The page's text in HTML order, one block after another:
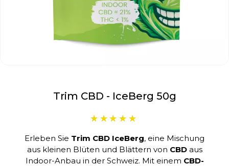
Trim CBD - IceBerg 50g
Erleben Sie Trim CBD IceBerg, eine Mischung
aus kleinen Blüten und Blättern von CBDaus
Indoor-Anbau in der Schweiz. Mit einem CBD-